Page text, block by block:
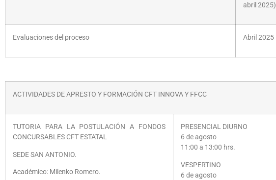
abril 2025)
Evaluaciones del proceso Abril 2025
ACTIVIDADES DE APRESTO Y FORMACIÓN CFT INNOVA Y FFCC
TUTORIA PARA LA POSTULACIÓN A FONDOS
CONCURSABLES CFT ESTATAL
SEDE SAN ANTONIO.
Académico: Milenko Romero.
PRESENCIAL DIURNO
6 de agosto
11:00 a 13:00 hrs.
VESPERTINO
6 de agosto